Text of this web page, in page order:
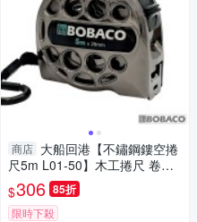
商店 大船回港【不鏽鋼鏤空捲
尺5m L01-50】木工捲尺 卷尺
公分捲尺 米尺 鋼捲尺 工程量尺
鋼尺
$306 85折
限時下殺